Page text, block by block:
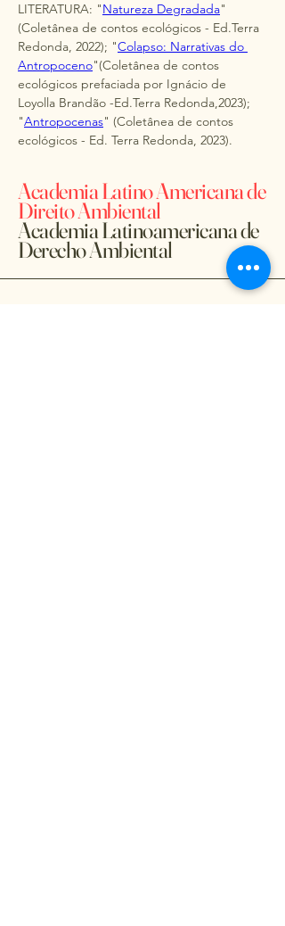
LITERATURA: "Natureza Degradada"
(Coletânea de contos ecológicos - Ed.Terra
Redonda, 2022); "Colapso: Narrativas do
Antropoceno"(Coletânea de contos
ecológicos prefaciada por Ignácio de
Loyolla Brandão -Ed.Terra Redonda,2023);
"Antropocenas" (Coletânea de contos
ecológicos - Ed. Terra Redonda, 2023).
Academia Latino Americana de
Direito Ambiental
Academia Latinoamericana de
Derecho Ambiental